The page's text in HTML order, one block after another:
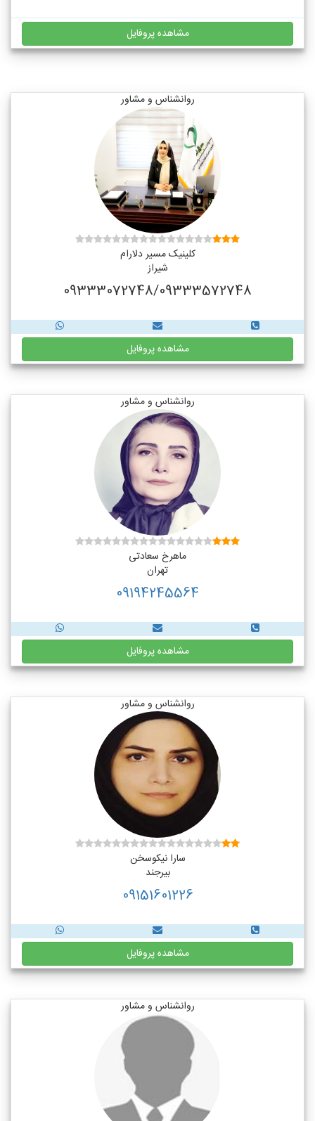
مشاهده پروفایل
روانشناس و مشاور
کلینیک مسیر دلارام
شیراز
09333072748/09333572748
مشاهده پروفایل
روانشناس و مشاور
ماهرخ سعادتی
تهران
09194245564
مشاهده پروفایل
روانشناس و مشاور
سارا نیکوسخن
بیرجند
09151601226
مشاهده پروفایل
روانشناس و مشاور